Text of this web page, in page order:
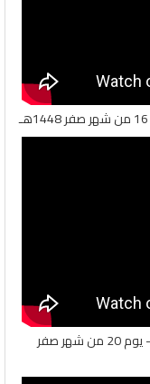
زيارة الأربعين - القارئ عبدالرضا العبدالرؤوف - يوم 20 من شهر صفر